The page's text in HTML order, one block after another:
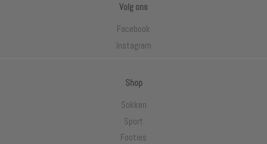
Volg ons
Facebook
Instagram
Shop
Sokken
Sport
Footies